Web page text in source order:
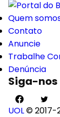
Quem
Contato
Anuncie
Trabalhe
Denúncia
Siga-nos
UOL© 2017-